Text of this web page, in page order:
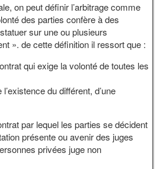
on peut définir l’arbitrage comme
des parties confère à des
sur une ou plusieurs
». de cette définition il ressort que :
qui exige la volonté de toutes les
l’existence du différent, d’une
par lequel les parties se décident
présente ou avenir des juges
privées juge non